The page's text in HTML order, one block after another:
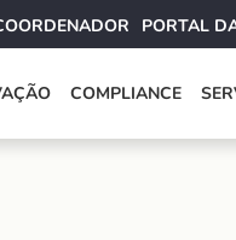
PORTAL
COMPLIANCE